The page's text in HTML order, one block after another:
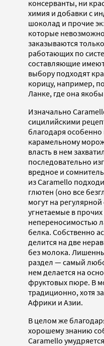
консерванты, ни
химия и добавки с
шоколад и прочие
которые
заказываются
работающих по
составляющие
выбору подходят
корицу, например,
Ланке, где она
Изначально
сицилийскими
благодаря
карамельному
власть в нем
последовательно
вредное и
из Caramello
глютен (оно все
могут на регулярной
угнетаемые в
непереносимостью
белка. Собственно
делится на две
без молока.
раздел — самый
нем делается на
фруктовых пюре. В
традиционно, хотя
Африки и Азии.
В целом же
хорошему знанию
Caramello